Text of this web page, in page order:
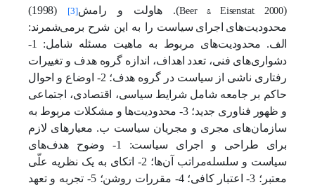
(
Beer & Eisenstat, 2000). هاولت و رامش[3]
(1998)
محدودیت‌های اجرای سیاست را به این شرح برمی‌شمرند:
الف. محدودیت‌های مربوط به ماهیت مسئله شامل: 1-
دشواری‌های فنی، تعدد اهداف، اندازه گروه هدف و تغییرات
رفتاری ناشی از سیاست در گروه هدف؛ 2- اوضاع و احوال
حاکم بر جامعه شامل شرایط سیاسی، اقتصادی، اجتماعی
و ظهور فناوری جدید؛ 3- محدودیت‌ها و مشکلات مربوط به
سازمان‌های مجری و مجریان سیاست ب. معیارهای لازم
برای طراحی و اجرای سیاست: 1- وضوح هدف‌های
سیاست و سلسله‌مراتب آن‌ها؛ 2- اتکای به یک نظریه علّی
معتبر؛ 3- اعتبار کافی؛ 4- مقررات روشن؛ 5- تجربه و تعهد